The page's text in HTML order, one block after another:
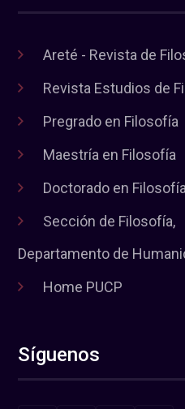
Areté - Revista de
Revista Estudios de
Pregrado en Filosofía
Maestría en Filosofía
Doctorado en Filosofía
Sección de Filosofía,
Departamento de
Home PUCP
Síguenos